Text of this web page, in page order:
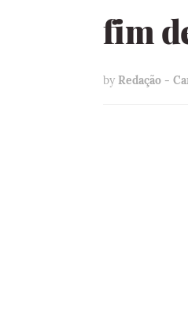
fim
by Redação -